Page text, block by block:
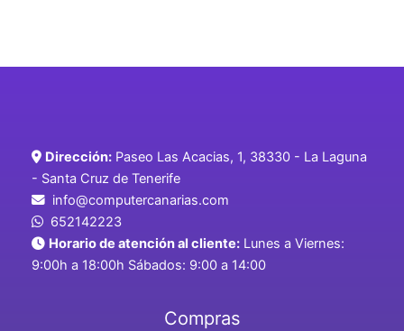
Dirección: Paseo Las Acacias, 1, 38330 - La Laguna
- Santa Cruz de Tenerife
info@computercanarias.com
652142223
Horario de atención al cliente: Lunes a Viernes:
9:00h a 18:00h Sábados: 9:00 a 14:00
Compras